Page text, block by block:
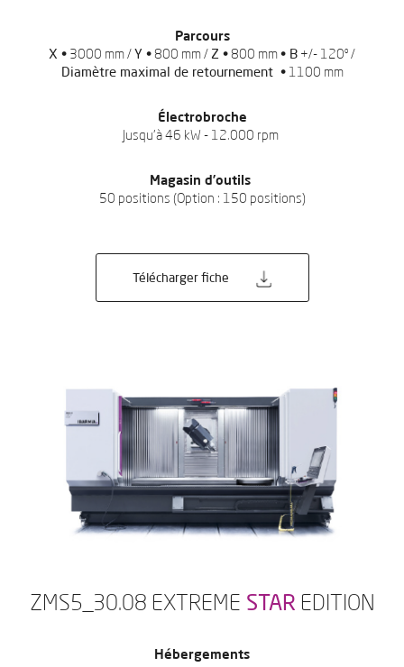
Parcours
X • 3000 mm / Y •800 mm / Z •800 mm• B +/- 120º /
Diamètre maximal de retournement •1100 mm
Électrobroche
Jusqu’à 46 kW - 12.000 rpm
Magasin d’outils
50 positions (Option : 150 positions)
Télécharger fiche
ZMS5_30.08 EXTREME STAR EDITION
Hébergements